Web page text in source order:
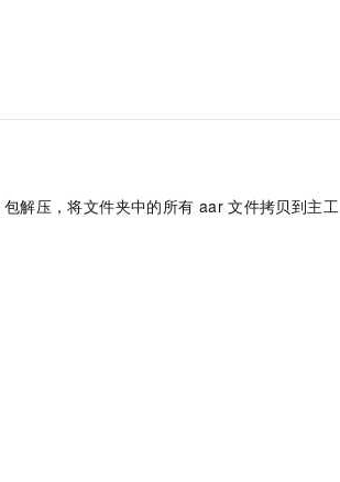
包解压，将文件夹中的所有 aar 文件拷贝到主工